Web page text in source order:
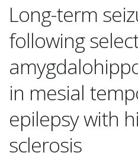
Long-term
following
in mesial
epilepsy with
sclerosis